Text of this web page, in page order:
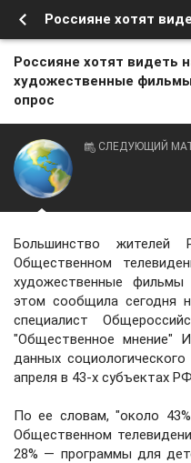
Россияне хотят видеть
художественные
опрос
СЛЕДУЮЩИЙ
Большинство
Общественном
художественные
этом сообщила сегодня
специалист
"Общественное мнение"
данных
апреля в 43-х субъектах
По ее словам, "около
Общественном
28% — программы для